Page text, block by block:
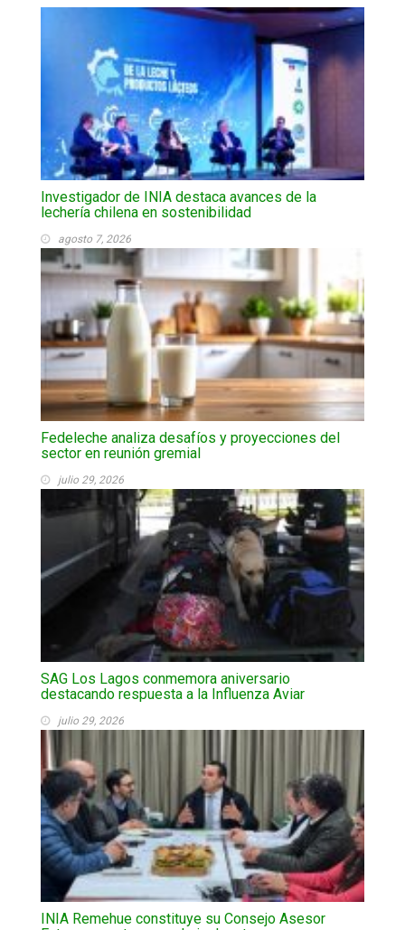
Investigador de INIA destaca avances de la
lechería chilena en sostenibilidad
agosto 7, 2026
Fedeleche analiza desafíos y proyecciones del
sector en reunión gremial
julio 29, 2026
SAG Los Lagos conmemora aniversario
destacando respuesta a la Influenza Aviar
julio 29, 2026
INIA Remehue constituye su Consejo Asesor